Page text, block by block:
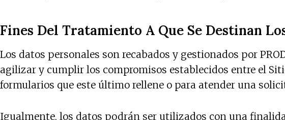
Fines Del Tratamiento A Que Se Destinan
Los datos personales son recabados y gestionados por
agilizar y cumplir los compromisos establecidos entre el
formularios que este último rellene o para atender una
Igualmente, los datos podrán ser utilizados con una